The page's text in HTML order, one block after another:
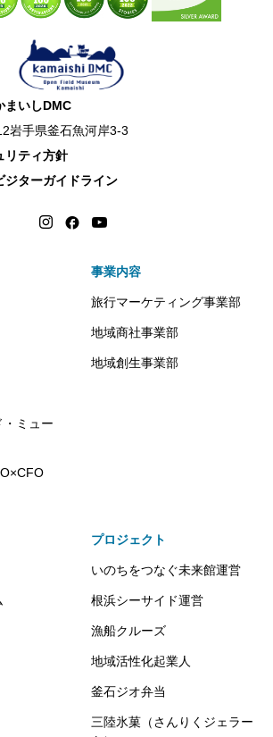
まいしDMC
岩手県釜石魚河岸3-3
リティ方針
ジターガイドライン
・ミュー
事業内容
旅行マーケティング事業部
地域商社事業部
地域創生事業部
プロジェクト
いのちをつなぐ未来館運営
根浜シーサイド運営
漁船クルーズ
地域活性化起業人
釜石ジオ弁当
三陸氷菓（さんりくジェラー